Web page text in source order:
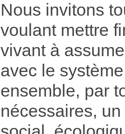
Nous invitons
voulant mettre
vivant à
avec le
ensemble, par
nécessaires,